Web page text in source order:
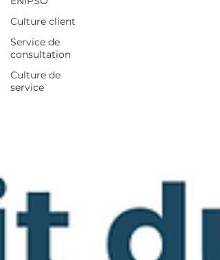
Culture client
Service de
consultation
Culture de
service